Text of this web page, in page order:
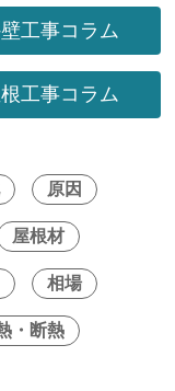
工事コラム
工事コラム
原因
屋根材
相場
・断熱